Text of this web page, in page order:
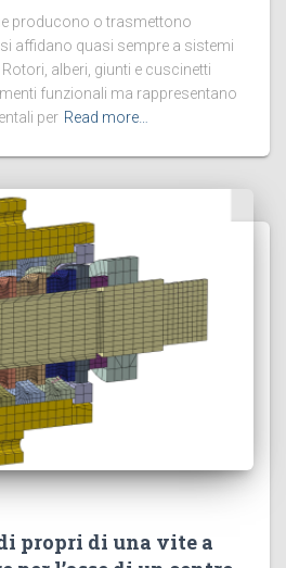
producono o trasmettono
affidano quasi sempre a sistemi
alberi, giunti e cuscinetti
funzionali ma rappresentano
per Read more…
propri di una vite a